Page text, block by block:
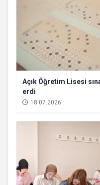
Açık Öğretim Lisesi
erdi
18.07.2026